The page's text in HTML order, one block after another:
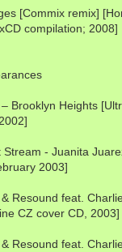
[Commix remix]
compilation; 2008]
Brooklyn Heights
Stream - Juanita
2003]
Resound feat.
CZ cover CD, 2003]
Resound feat.